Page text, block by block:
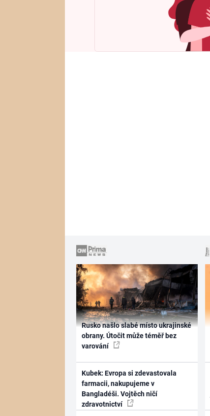
Rusko našlo slabé místo ukrajinské
obrany. Útočit může téměř bez
varování
Kubek: Evropa si zdevastovala
farmacii, nakupujeme v
Bangladéši. Vojtěch ničí
zdravotnictví